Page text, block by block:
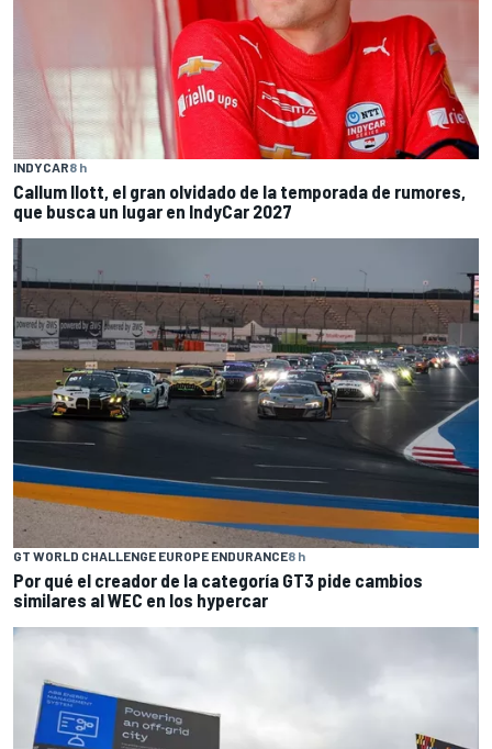
INDYCAR8 h
Callum Ilott, el gran olvidado de la temporada de rumores,
que busca un lugar en IndyCar 2027
GT WORLD CHALLENGE EUROPE ENDURANCE8 h
Por qué el creador de la categoría GT3 pide cambios
similares al WEC en los hypercar